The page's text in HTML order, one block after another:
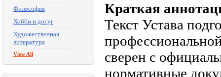
Философия
Хобби и досуг
Художественная
литература
View All
Краткая
Текст Устава
сверен с
нормативные